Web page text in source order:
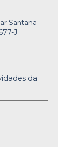
Santana -
J
da